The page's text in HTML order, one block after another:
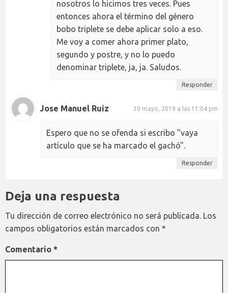
nosotros lo hicimos tres veces. Pues
entonces ahora el término del género
bobo triplete se debe aplicar solo a eso.
Me voy a comer ahora primer plato,
segundo y postre, y no lo puedo
denominar triplete, ja, ja. Saludos.
Responder
Jose Manuel Ruiz 30 mayo, 2019 a las 11:04 pm
Espero que no se ofenda si escribo "vaya
artículo que se ha marcado el gachó".
Responder
Deja una respuesta
Tu dirección de correo electrónico no será publicada. Los
campos obligatorios están marcados con *
Comentario *